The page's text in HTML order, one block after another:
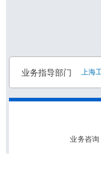
业务指导部门 上海
业务咨